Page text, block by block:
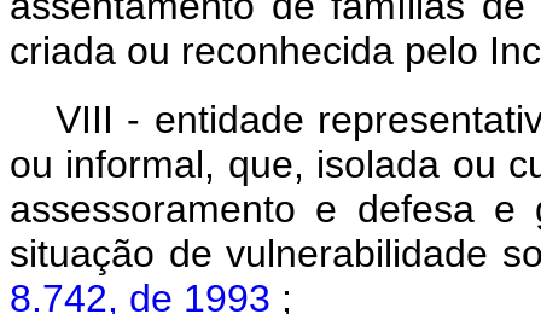
criada ou reconhecida pelo
VIII - entidade
ou informal, que, isolada ou
assessoramento e defesa
situação de vulnerabilidade
8.742, de 1993 ;